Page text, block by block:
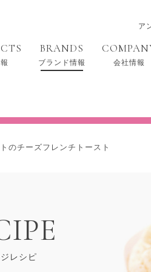
ア
BRANDS
ブランド情報 会社情報
のチーズフレンチトースト
レシピ